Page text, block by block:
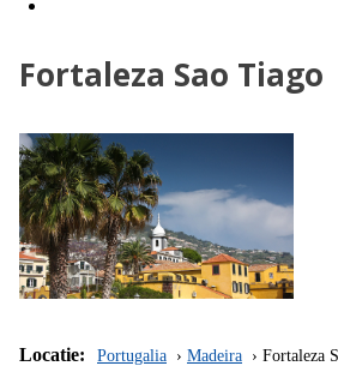
Fortaleza Sao Tiago
Locatie: Portugalia Madeira Fortaleza